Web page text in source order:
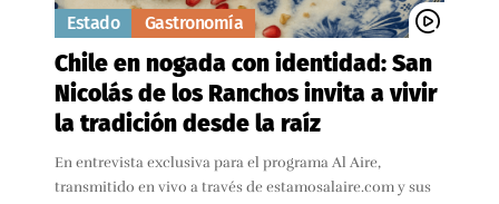
Estado Gastronomía
Chile en nogada con identidad: San
Nicolás de los Ranchos invita a vivir
la tradición desde la raíz
En entrevista exclusiva para el programa Al Aire,
transmitido en vivo a través de estamosalaire.com y sus